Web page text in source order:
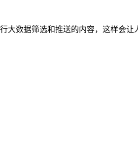
大数据筛选和推送的内容，这样会让